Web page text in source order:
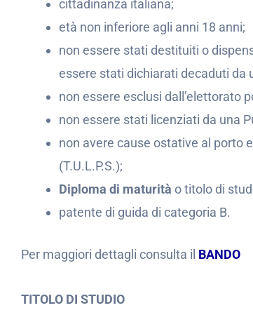
cittadinanza italiana;
età non inferiore agli anni 18 anni;
non essere stati destituiti o
essere stati dichiarati decaduti da
non essere esclusi dall’elettorato
non essere stati licenziati da una
non avere cause ostative al porto
(T.U.L.P.S.);
Diploma di maturità o titolo di
patente di guida di categoria B.
Per maggiori dettagli consulta il BANDO
TITOLO DI STUDIO